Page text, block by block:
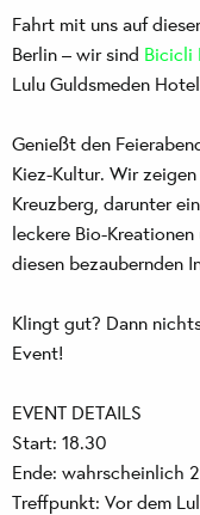
Fahrt mit uns auf
Berlin – wir sind Bicicli
Lulu Guldsmeden
Genießt den
Kiez-Kultur. Wir
Kreuzberg, darunter
leckere Bio-
diesen bezaubernden
Klingt gut? Dann
Event!
EVENT DETAILS
Start: 18.30
Ende: wahrscheinlich
Treffpunkt: Vor dem